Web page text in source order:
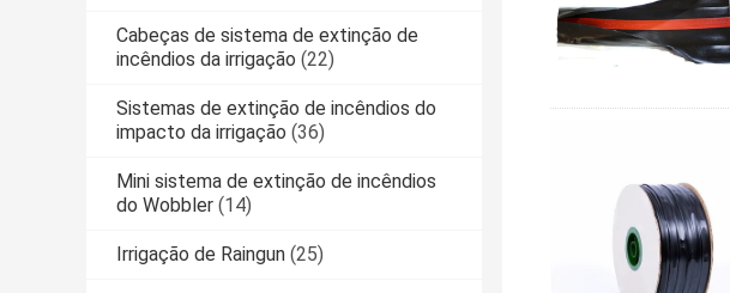
Cabeças de sistema de extinção de
incêndios da irrigação (22)
Sistemas de extinção de incêndios do
impacto da irrigação (36)
Mini sistema de extinção de incêndios
do Wobbler (14)
Irrigação de Raingun (25)